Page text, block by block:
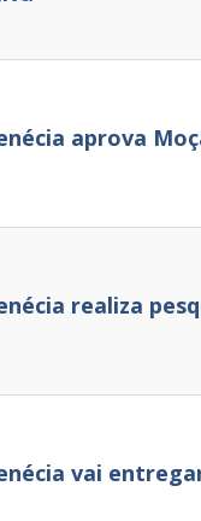
aprova
realiza
vai